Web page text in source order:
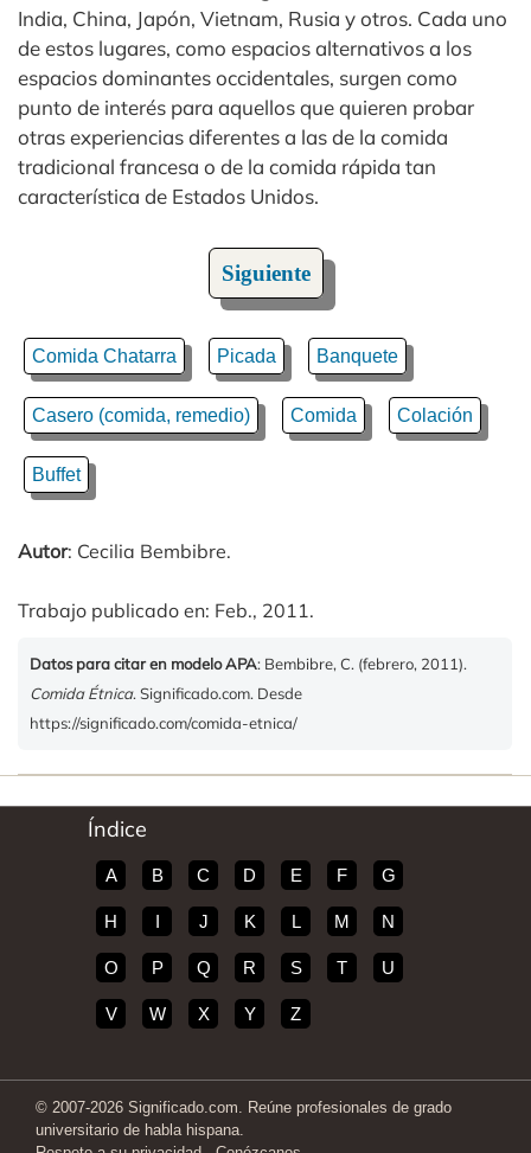
India, China, Japón, Vietnam, Rusia y otros. Cada uno
de estos lugares, como espacios alternativos a los
espacios dominantes occidentales, surgen como
punto de interés para aquellos que quieren probar
otras experiencias diferentes a las de la comida
tradicional francesa o de la comida rápida tan
característica de Estados Unidos.
Siguiente
Comida Chatarra Picada Banquete
Casero (comida, remedio) Comida Colación
Buffet
Autor: Cecilia Bembibre.
Trabajo publicado en: Feb., 2011.
Datos para citar en modelo APA: Bembibre, C. (febrero, 2011).
Comida Étnica. Significado.com. Desde
https://significado.com/comida-etnica/
Índice
A B C D E F G
H I J K L M N
O P Q R S T U
V W X Y Z
© 2007-2026 Significado.com. Reúne profesionales de grado
universitario de habla hispana.